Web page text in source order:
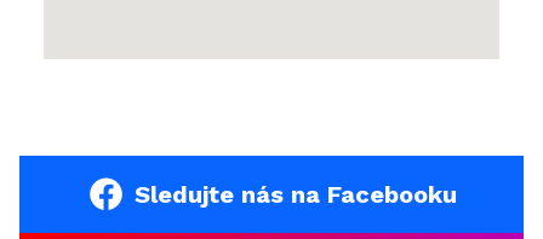
Sledujte nás na Facebooku